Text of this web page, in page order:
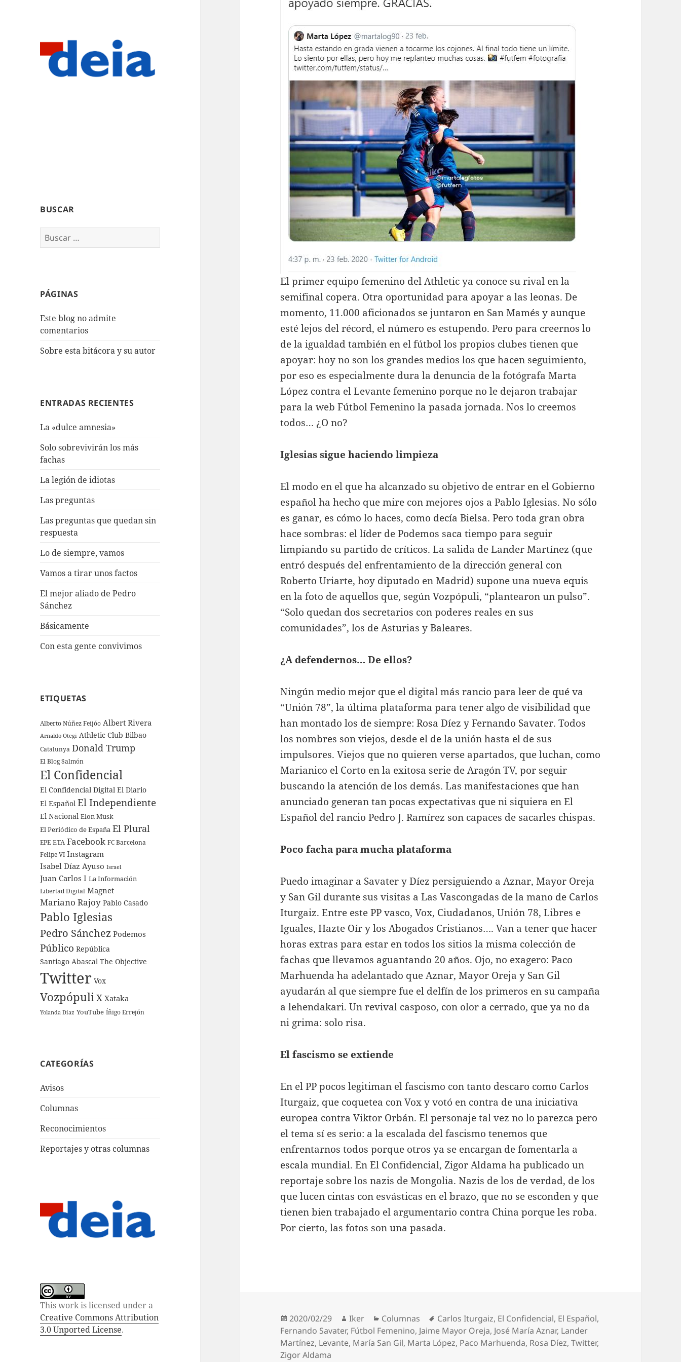
BUSCAR
Buscar:
PÁGINAS
Este blog no admite
comentarios
Sobre esta bitácora y su autor
ENTRADAS RECIENTES
La «dulce amnesia»
Solo sobrevivirán los más
fachas
La legión de idiotas
Las preguntas
Las preguntas que quedan sin
respuesta
Lo de siempre, vamos
Vamos a tirar unos factos
El mejor aliado de Pedro
Sánchez
Básicamente
Con esta gente convivimos
ETIQUETAS
Alberto Núñez Feijóo Albert Rivera
Arnaldo Otegi Athletic Club Bilbao
Catalunya Donald Trump
El Blog Salmón
El Confidencial
El Confidencial Digital El Diario
El Español El Independiente
El Nacional Elon Musk
El Periódico de España El Plural
EPE ETA Facebook FC Barcelona
Felipe VI Instagram
Isabel Díaz Ayuso Israel
Juan Carlos I La Información
Libertad Digital Magnet
Mariano Rajoy Pablo Casado
Pablo Iglesias
Pedro Sánchez Podemos
Público República
Santiago Abascal The Objective
Twitter Vox
Vozpópuli X Xataka
Yolanda Díaz YouTube Íñigo Errejón
CATEGORÍAS
Avisos
Columnas
Reconocimientos
Reportajes y otras columnas
This work is licensed under a
Creative Commons Attribution
3.0 Unported License.
El primer equipo femenino del Athletic ya conoce su rival en la
semifinal copera. Otra oportunidad para apoyar a las leonas. De
momento, 11.000 aficionados se juntaron en San Mamés y aunque
esté lejos del récord, el número es estupendo. Pero para creernos lo
de la igualdad también en el fútbol los propios clubes tienen que
apoyar: hoy no son los grandes medios los que hacen seguimiento,
por eso es especialmente dura la denuncia de la fotógrafa Marta
López contra el Levante femenino porque no le dejaron trabajar
para la web Fútbol Femenino la pasada jornada. Nos lo creemos
todos… ¿O no?
Iglesias sigue haciendo limpieza
El modo en el que ha alcanzado su objetivo de entrar en el Gobierno
español ha hecho que mire con mejores ojos a Pablo Iglesias. No sólo
es ganar, es cómo lo haces, como decía Bielsa. Pero toda gran obra
hace sombras: el líder de Podemos saca tiempo para seguir
limpiando su partido de críticos. La salida de Lander Martínez (que
entró después del enfrentamiento de la dirección general con
Roberto Uriarte, hoy diputado en Madrid) supone una nueva equis
en la foto de aquellos que, según Vozpópuli, “plantearon un pulso”.
“Solo quedan dos secretarios con poderes reales en sus
comunidades”, los de Asturias y Baleares.
¿A defendernos… De ellos?
Ningún medio mejor que el digital más rancio para leer de qué va
“Unión 78”, la última plataforma para tener algo de visibilidad que
han montado los de siempre: Rosa Díez y Fernando Savater. Todos
los nombres son viejos, desde el de la unión hasta el de sus
impulsores. Viejos que no quieren verse apartados, que luchan, como
Marianico el Corto en la exitosa serie de Aragón TV, por seguir
buscando la atención de los demás. Las manifestaciones que han
anunciado generan tan pocas expectativas que ni siquiera en El
Español del rancio Pedro J. Ramírez son capaces de sacarles chispas.
Poco facha para mucha plataforma
Puedo imaginar a Savater y Díez persiguiendo a Aznar, Mayor Oreja
y San Gil durante sus visitas a Las Vascongadas de la mano de Carlos
Iturgaiz. Entre este PP vasco, Vox, Ciudadanos, Unión 78, Libres e
Iguales, Hazte Oír y los Abogados Cristianos…. Van a tener que hacer
horas extras para estar en todos los sitios la misma colección de
fachas que llevamos aguantando 20 años. Ojo, no exagero: Paco
Marhuenda ha adelantado que Aznar, Mayor Oreja y San Gil
ayudarán al que siempre fue el delfín de los primeros en su campaña
a lehendakari. Un revival casposo, con olor a cerrado, que ya no da
ni grima: solo risa.
El fascismo se extiende
En el PP pocos legitiman el fascismo con tanto descaro como Carlos
Iturgaiz, que coquetea con Vox y votó en contra de una iniciativa
europea contra Viktor Orbán. El personaje tal vez no lo parezca pero
el tema sí es serio: a la escalada del fascismo tenemos que
enfrentarnos todos porque otros ya se encargan de fomentarla a
escala mundial. En El Confidencial, Zigor Aldama ha publicado un
reportaje sobre los nazis de Mongolia. Nazis de los de verdad, de los
que lucen cintas con esvásticas en el brazo, que no se esconden y que
tienen bien trabajado el argumentario contra China porque les roba.
Por cierto, las fotos son una pasada.
Publicado
el
2020/02/29 Autor
Iker Categorías
Columnas Etiquetas
Carlos Iturgaiz, El Confidencial, El Español,
Fernando Savater, Fútbol Femenino, Jaime Mayor Oreja, José María Aznar, Lander
Martínez, Levante, María San Gil, Marta López, Paco Marhuenda, Rosa Díez,Twitter,
Zigor Aldama